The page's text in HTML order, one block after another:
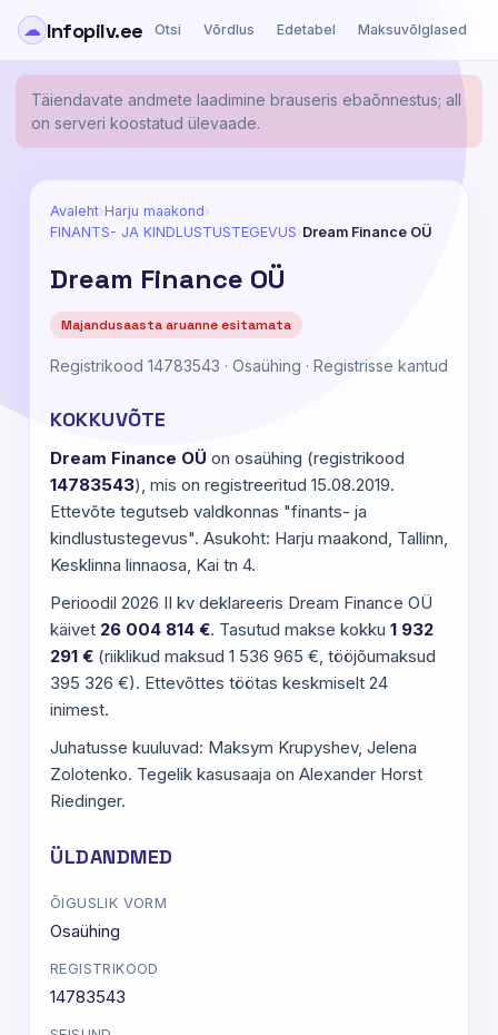
☁ Infopilv.ee Otsi Võrdlus Edetabel Maksuvõlglased
Täiendavate andmete laadimine brauseris ebaõnnestus; all
on serveri koostatud ülevaade.
Avaleht›Harju maakond›
FINANTS- JA KINDLUSTUSTEGEVUS›Dream Finance OÜ
Dream Finance OÜ
Majandusaasta aruanne esitamata
Registrikood 14783543 · Osaühing · Registrisse kantud
KOKKUVÕTE
Dream Finance OÜ on osaühing (registrikood
14783543), mis on registreeritud 15.08.2019.
Ettevõte tegutseb valdkonnas "finants- ja
kindlustustegevus". Asukoht: Harju maakond, Tallinn,
Kesklinna linnaosa, Kai tn 4.
Perioodil 2026 II kv deklareeris Dream Finance OÜ
käivet 26 004 814 €. Tasutud makse kokku 1 932
291 € (riiklikud maksud 1 536 965 €, tööjõumaksud
395 326 €). Ettevõttes töötas keskmiselt 24
inimest.
Juhatusse kuuluvad: Maksym Krupyshev, Jelena
Zolotenko. Tegelik kasusaaja on Alexander Horst
Riedinger.
ÜLDANDMED
ÕIGUSLIK VORM
Osaühing
REGISTRIKOOD
14783543